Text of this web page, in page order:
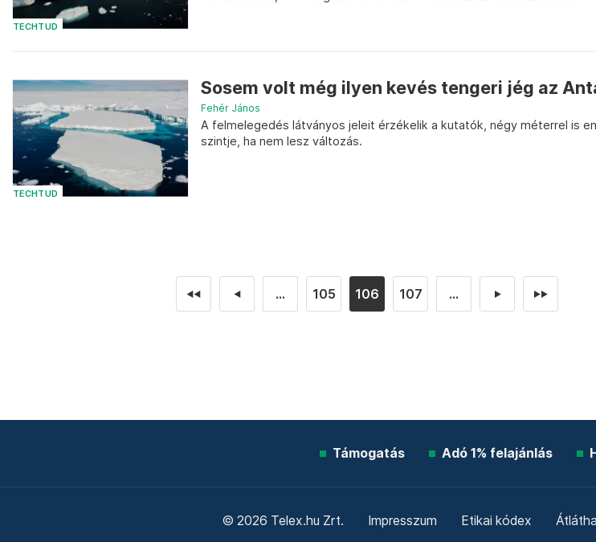
TECHTUD
TECHTUD
Sosem volt még ilyen kevés tengeri jég az
Fehér János
A felmelegedés látványos jeleit érzékelik a kutatók, négy méterrel is
szintje, ha nem lesz változás.
◄◄ ◄ ... 105 106 107 ... ► ►►
Támogatás Adó 1% felajánlás
© 2026 Telex.hu Zrt. Impresszum Etikai kódex